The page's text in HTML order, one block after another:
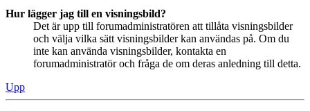
Hur lägger jag till en visningsbild?
Det är upp till forumadministratören att tillåta visningsbilder
och välja vilka sätt visningsbilder kan användas på. Om du
inte kan använda visningsbilder, kontakta en
forumadministratör och fråga de om deras anledning till detta.
Upp